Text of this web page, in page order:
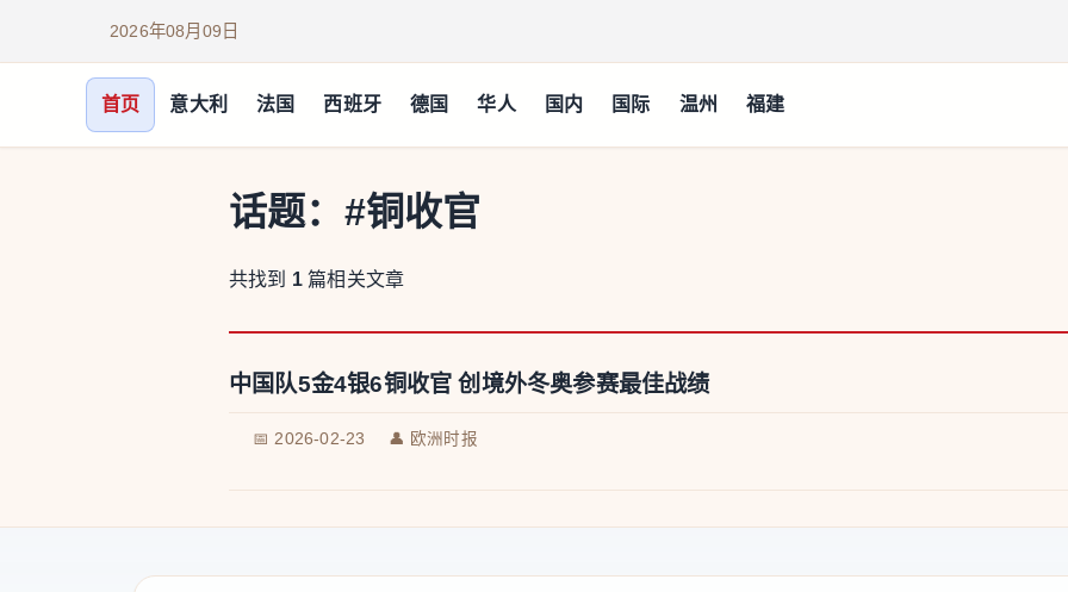
2026年08月09日
首页 意大利 法国 西班牙 德国 华人 国内 国际 温州 福建
话题： #铜收官
共找到 1 篇相关文章
中国队5金4银6铜收官 创境外冬奥参赛最佳战绩
📅 2026-02-23 👤 欧洲时报